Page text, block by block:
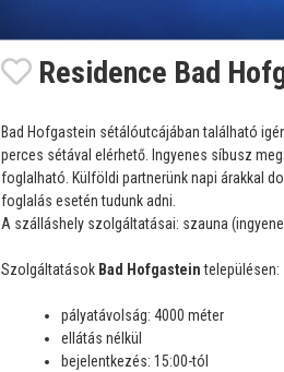
Residence Bad
Bad Hofgastein sétálóutcájában található
perces sétával elérhető. Ingyenes síbusz
foglalható. Külföldi partnerünk napi árakkal
foglalás esetén tudunk adni.
A szálláshely szolgáltatásai: szauna
Szolgáltatások Bad Hofgasteintelepülésen:
pályatávolság: 4000 méter
ellátás nélkül
bejelentkezés: 15:00-tól